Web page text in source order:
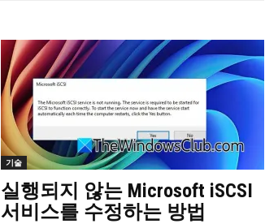
기술
실행되지 않는 Microsoft iSCSI
서비스를 수정하는 방법